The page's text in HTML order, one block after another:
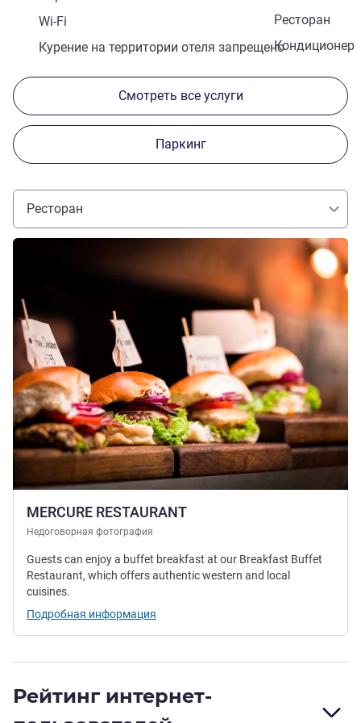
Ресторан
Wi-Fi
Кондиционер
Курение на территории отеля запрещено
Смотреть все услуги
Паркинг
Ресторан
MERCURE RESTAURANT
Недоговорная фотография
Подробная информация
Guests can enjoy a buffet breakfast at our Breakfast Buffet
Restaurant, which offers authentic western and local
cuisines.
Подробная информация
Рейтинг интернет-